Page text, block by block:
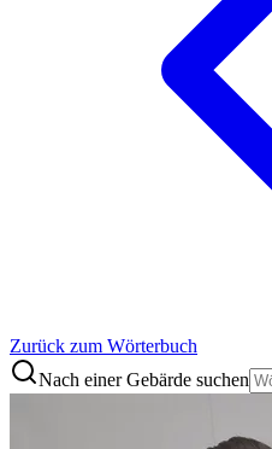
Zurück zum Wörterbuch
Nach einer Gebärde suchen